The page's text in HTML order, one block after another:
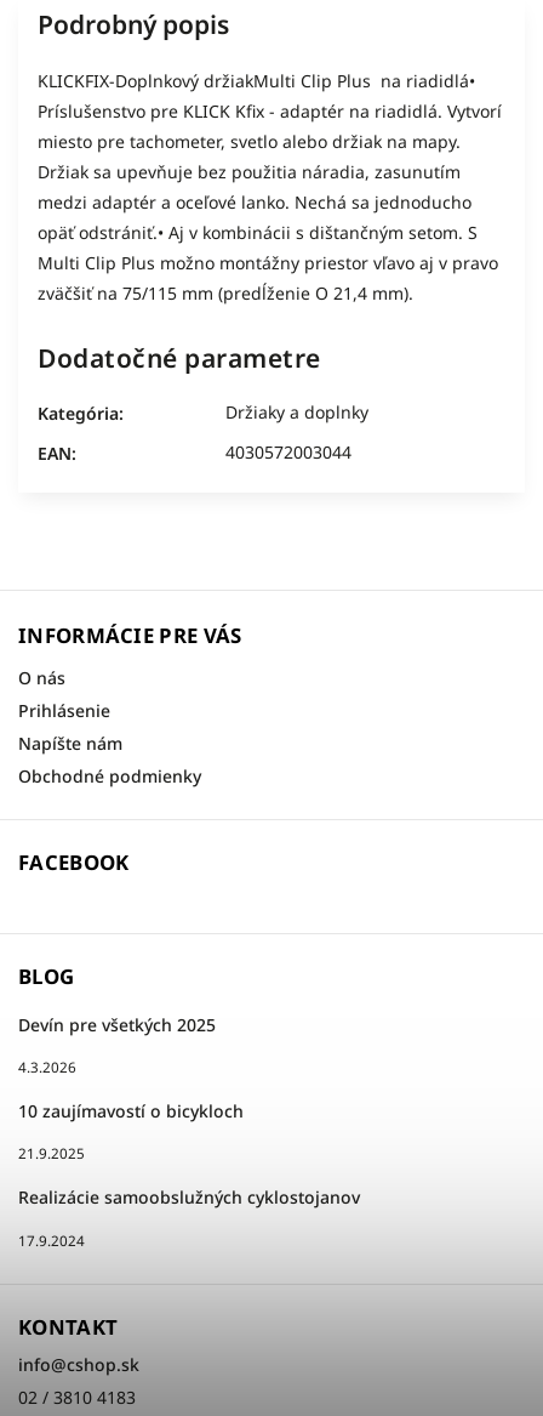
Podrobný popis
KLICKFIX-Doplnkový držiakMulti Clip Plus na riadidlá•
Príslušenstvo pre KLICK Kfix - adaptér na riadidlá. Vytvorí
miesto pre tachometer, svetlo alebo držiak na mapy.
Držiak sa upevňuje bez použitia náradia, zasunutím
medzi adaptér a oceľové lanko. Nechá sa jednoducho
opäť odstrániť.• Aj v kombinácii s dištančným setom. S
Multi Clip Plus možno montážny priestor vľavo aj v pravo
zväčšiť na 75/115 mm (predĺženie O 21,4 mm).
Dodatočné parametre
Kategória:
Držiaky a doplnky
EAN: 4030572003044
INFORMÁCIE PRE VÁS
O nás
Prihlásenie
Napíšte nám
Obchodné podmienky
FACEBOOK
BLOG
Devín pre všetkých 2025
4.3.2026
10 zaujímavostí o bicykloch
21.9.2025
Realizácie samoobslužných cyklostojanov
17.9.2024
KONTAKT
info@cshop.sk
02 / 3810 4183